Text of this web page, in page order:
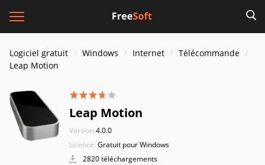
Logiciel gratuit Windows Internet
Télécommande
Leap Motion
Leap Motion
Version:4.0.0
Licence: Gratuit pour Windows
2820 téléchargements